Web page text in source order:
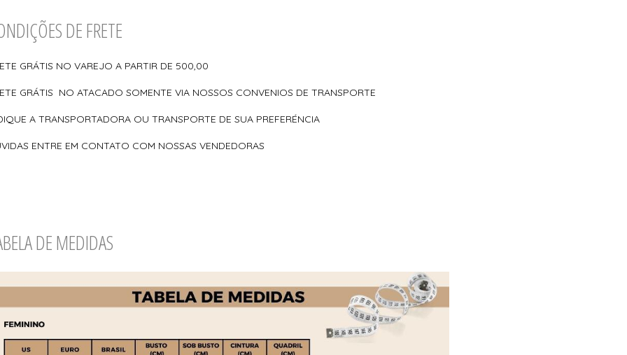
DE FRETE
GRÁTIS NO VAREJO A PARTIR DE 500,00
GRÁTIS NO ATACADO SOMENTE VIA NOSSOS CONVENIOS DE TRANSPORTE
A TRANSPORTADORA OU TRANSPORTE DE SUA PREFERÉNCIA
ENTRE EM CONTATO COM NOSSAS VENDEDORAS
DE MEDIDAS